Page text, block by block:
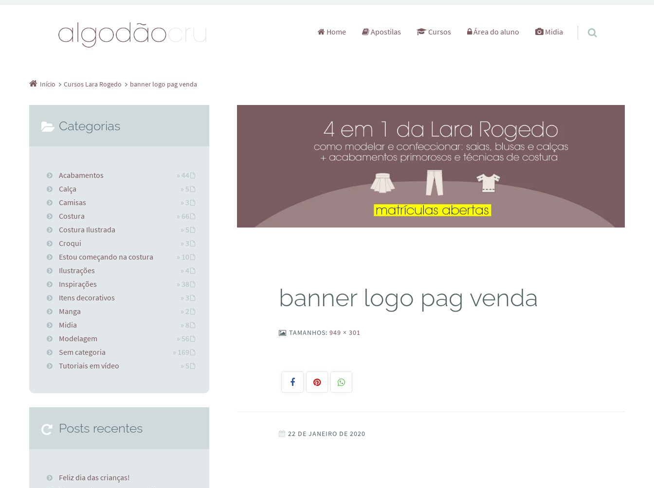
Pular para o conteúdo
Home Apostilas Cursos Área do aluno Midia
Início Cursos Lara Rogedo banner logo pag venda
banner logo pag venda
TAMANHOS:949 × 301
22 DE JANEIRO DE 2020
Categorias
Acabamentos
» 44
Calça
» 5
Camisas
» 3
Costura
» 66
Costura Ilustrada
» 5
Croqui
» 3
Estou começando na costura
» 10
Ilustrações
» 4
Inspirações
» 38
Itens decorativos
» 3
Manga
» 2
Midia
» 8
Modelagem
» 56
Sem categoria
» 169
Tutoriais em vídeo
» 5
Posts recentes
Feliz dia das crianças!